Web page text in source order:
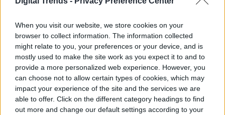
When you visit our website, we store cookies on your
browser to collect information. The information collected
might relate to you, your preferences or your device, and is
mostly used to make the site work as you expect it to and to
provide a more personalized web experience. However, you
can choose not to allow certain types of cookies, which may
impact your experience of the site and the services we are
able to offer. Click on the different category headings to find
out more and change our default settings according to your
para promocionar The
Last House